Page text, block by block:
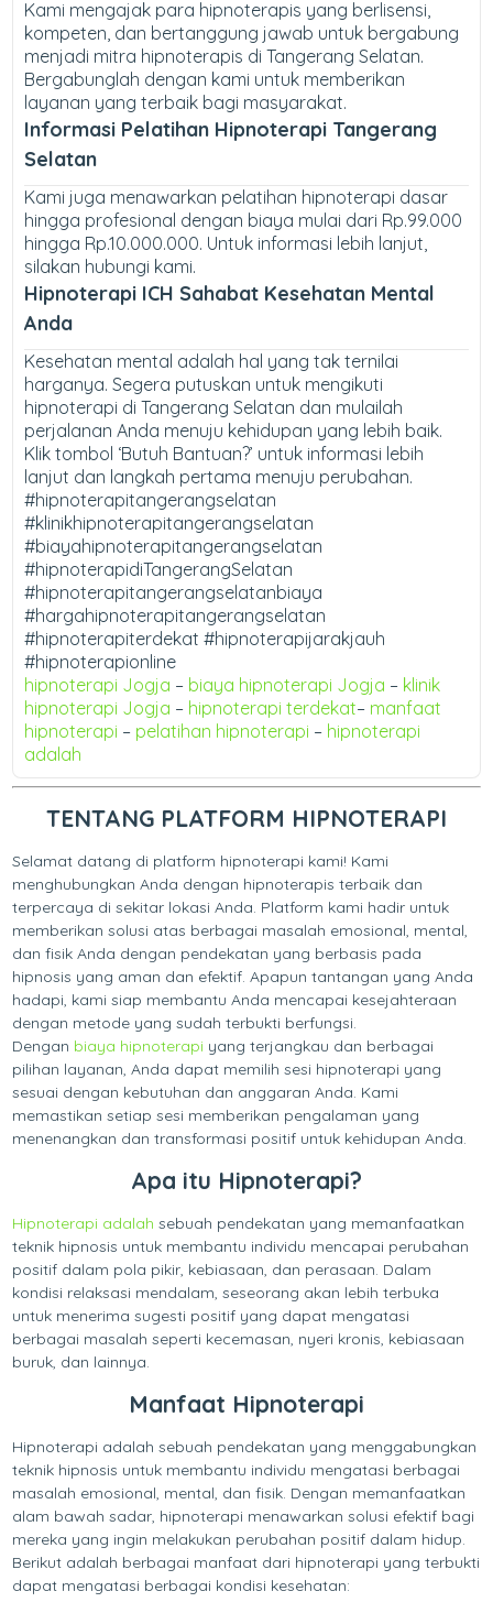
Kami mengajak para hipnoterapis yang berlisensi,
kompeten, dan bertanggung jawab untuk bergabung
menjadi mitra hipnoterapis di Tangerang Selatan.
Bergabunglah dengan kami untuk memberikan
layanan yang terbaik bagi masyarakat.
Informasi Pelatihan Hipnoterapi Tangerang
Selatan
Kami juga menawarkan pelatihan hipnoterapi dasar
hingga profesional dengan biaya mulai dari Rp.99.000
hingga Rp.10.000.000. Untuk informasi lebih lanjut,
silakan hubungi kami.
Hipnoterapi ICH Sahabat Kesehatan Mental
Anda
Kesehatan mental adalah hal yang tak ternilai
harganya. Segera putuskan untuk mengikuti
hipnoterapi di Tangerang Selatan dan mulailah
perjalanan Anda menuju kehidupan yang lebih baik.
Klik tombol ‘Butuh Bantuan?’ untuk informasi lebih
lanjut dan langkah pertama menuju perubahan.
#hipnoterapitangerangselatan
#klinikhipnoterapitangerangselatan
#biayahipnoterapitangerangselatan
#hipnoterapidiTangerangSelatan
#hipnoterapitangerangselatanbiaya
#hargahipnoterapitangerangselatan
#hipnoterapiterdekat #hipnoterapijarakjauh
#hipnoterapionline
hipnoterapi Jogja – biaya hipnoterapi Jogja – klinik
hipnoterapi Jogja – hipnoterapi terdekat– manfaat
hipnoterapi – pelatihan hipnoterapi – hipnoterapi
adalah
TENTANG PLATFORM HIPNOTERAPI
Selamat datang di platform hipnoterapi kami! Kami
menghubungkan Anda dengan hipnoterapis terbaik dan
terpercaya di sekitar lokasi Anda. Platform kami hadir untuk
memberikan solusi atas berbagai masalah emosional, mental,
dan fisik Anda dengan pendekatan yang berbasis pada
hipnosis yang aman dan efektif. Apapun tantangan yang Anda
hadapi, kami siap membantu Anda mencapai kesejahteraan
dengan metode yang sudah terbukti berfungsi.
Dengan biaya hipnoterapi yang terjangkau dan berbagai
pilihan layanan, Anda dapat memilih sesi hipnoterapi yang
sesuai dengan kebutuhan dan anggaran Anda. Kami
memastikan setiap sesi memberikan pengalaman yang
menenangkan dan transformasi positif untuk kehidupan Anda.
Apa itu Hipnoterapi?
Hipnoterapi adalah sebuah pendekatan yang memanfaatkan
teknik hipnosis untuk membantu individu mencapai perubahan
positif dalam pola pikir, kebiasaan, dan perasaan. Dalam
kondisi relaksasi mendalam, seseorang akan lebih terbuka
untuk menerima sugesti positif yang dapat mengatasi
berbagai masalah seperti kecemasan, nyeri kronis, kebiasaan
buruk, dan lainnya.
Manfaat Hipnoterapi
Hipnoterapi adalah sebuah pendekatan yang menggabungkan
teknik hipnosis untuk membantu individu mengatasi berbagai
masalah emosional, mental, dan fisik. Dengan memanfaatkan
alam bawah sadar, hipnoterapi menawarkan solusi efektif bagi
mereka yang ingin melakukan perubahan positif dalam hidup.
Berikut adalah berbagai manfaat dari hipnoterapi yang terbukti
dapat mengatasi berbagai kondisi kesehatan: